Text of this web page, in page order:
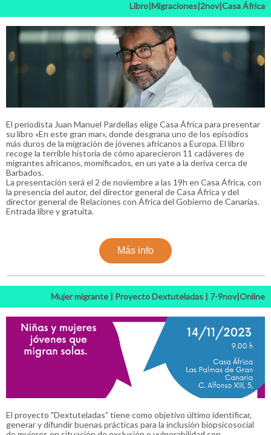
Libro|Migraciones|2nov|Casa África
El periodista Juan Manuel Pardellas elige Casa África para presentar
su libro «En este gran mar», donde desgrana uno de los episodios
más duros de la migración de jóvenes africanos a Europa. El libro
recoge la terrible historia de cómo aparecieron 11 cadáveres de
migrantes africanos, momificados, en un yate a la deriva cerca de
Barbados.
La presentación será el 2 de noviembre a las 19h en Casa África, con
la presencia del autor, del director general de Casa África y del
director general de Relaciones con África del Gobierno de Canarias.
Entrada libre y gratuita.
Más info
Mujer migrante | Proyecto Dextuteladas | 7-9nov|Online
El proyecto "Dextuteladas” tiene como objetivo último identificar,
generar y difundir buenas prácticas para la inclusión biopsicosocial